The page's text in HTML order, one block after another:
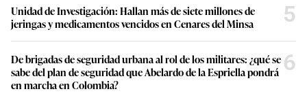
Unidad de Investigación: Hallan más de siete millones de
jeringas y medicamentos vencidos en Cenares del Minsa
5
De brigadas de seguridad urbana al rol de los militares: ¿qué se
sabe del plan de seguridad que Abelardo de la Espriella pondrá
en marcha en Colombia?
6